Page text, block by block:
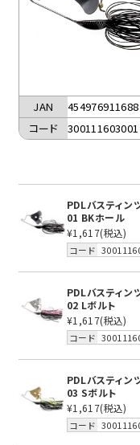
JAN
コード
300111603001
PDLバスティン
01 BKホール
¥1,617(税込)
コード
PDLバスティン
02 Lボルト
¥1,617(税込)
コード
PDLバスティン
03 Sボルト
¥1,617(税込)
コード